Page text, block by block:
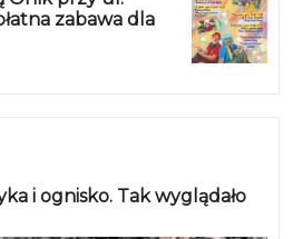
zabawa dla
i ognisko. Tak wyglądało